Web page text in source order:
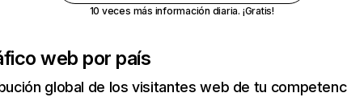
10 veces más información diaria. ¡Gratis!
web por país
global de los visitantes web de tu